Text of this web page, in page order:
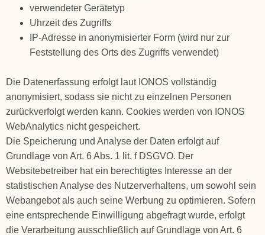
verwendeter Gerätetyp
Uhrzeit des Zugriffs
IP-Adresse in anonymisierter Form (wird nur zur
Feststellung des Orts des Zugriffs verwendet)
Die Datenerfassung erfolgt laut IONOS vollständig
anonymisiert, sodass sie nicht zu einzelnen Personen
zurückverfolgt werden kann. Cookies werden von IONOS
WebAnalytics nicht gespeichert.
Die Speicherung und Analyse der Daten erfolgt auf
Grundlage von Art. 6 Abs. 1 lit. f DSGVO. Der
Websitebetreiber hat ein berechtigtes Interesse an der
statistischen Analyse des Nutzerverhaltens, um sowohl sein
Webangebot als auch seine Werbung zu optimieren. Sofern
eine entsprechende Einwilligung abgefragt wurde, erfolgt
die Verarbeitung ausschließlich auf Grundlage von Art. 6